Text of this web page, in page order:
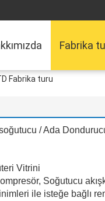
Fabrika
Fabrika turu
/ Ada
Vitrini
Soğutucu
ile isteğe bağlı